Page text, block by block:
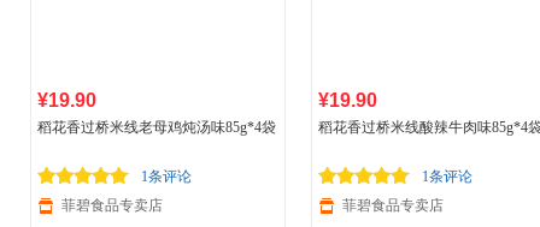
¥19.90
稻花香过桥米线老母鸡炖汤味85g*4袋
1条评论
菲碧食品专卖店
¥19.90
稻花香过桥米线酸辣牛肉味85g*4
1条评论
菲碧食品专卖店